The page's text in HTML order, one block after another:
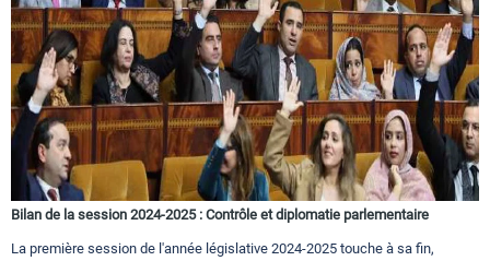
Bilan de la session 2024-2025 : Contrôle et diplomatie parlementaire
La première session de l'année législative 2024-2025 touche à sa fin,